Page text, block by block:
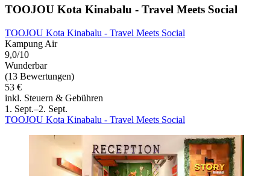
TOOJOU Kota Kinabalu - Travel Meets Social
TOOJOU Kota Kinabalu - Travel Meets Social
Kampung Air
9,0/10
Wunderbar
(13 Bewertungen)
53 €
inkl. Steuern & Gebühren
1. Sept.–2. Sept.
TOOJOU Kota Kinabalu - Travel Meets Social